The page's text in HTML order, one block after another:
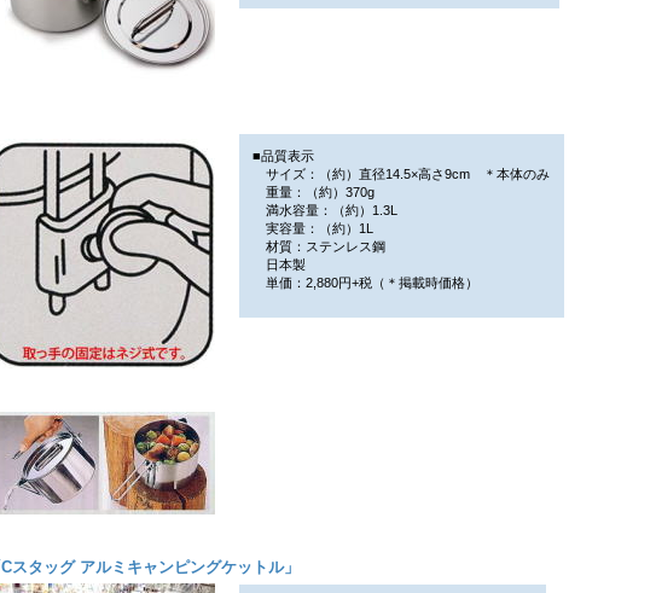
■品質表示
サイズ：（約）直径14.5×高さ9cm ＊本体のみ
重量：（約）370g
満水容量：（約）1.3L
実容量：（約）1L
材質：ステンレス鋼
日本製
単価：2,880円+税（＊掲載時価格）
Cスタッグ アルミキャンピングケットル」